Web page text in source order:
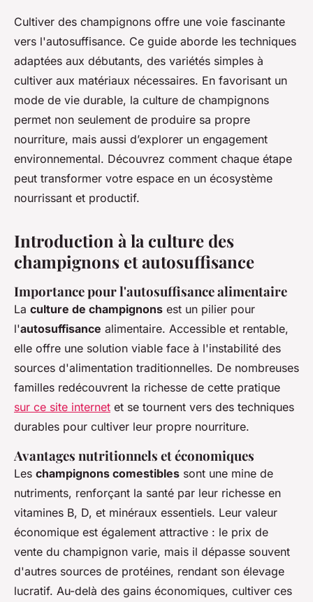
Culture de champignons : le
chemin vers l'autosuffisance
Robin•22 avril 2025•6 min de lecture
Cultiver des champignons offre une voie fascinante
vers l'autosuffisance. Ce guide aborde les techniques
adaptées aux débutants, des variétés simples à
cultiver aux matériaux nécessaires. En favorisant un
mode de vie durable, la culture de champignons
permet non seulement de produire sa propre
nourriture, mais aussi d’explorer un engagement
environnemental. Découvrez comment chaque étape
peut transformer votre espace en un écosystème
nourrissant et productif.
Introduction à la culture des
champignons et autosuffisance
Importance pour l'autosuffisance alimentaire
La culture de champignons est un pilier pour
l'autosuffisance alimentaire. Accessible et rentable,
elle offre une solution viable face à l'instabilité des
sources d'alimentation traditionnelles. De nombreuses
familles redécouvrent la richesse de cette pratique
sur ce site internet et se tournent vers des techniques
durables pour cultiver leur propre nourriture.
Avantages nutritionnels et économiques
Les champignons comestibles sont une mine de
nutriments, renforçant la santé par leur richesse en
vitamines B, D, et minéraux essentiels. Leur valeur
économique est également attractive : le prix de
vente du champignon varie, mais il dépasse souvent
d'autres sources de protéines, rendant son élevage
lucratif. Au-delà des gains économiques, cultiver ces